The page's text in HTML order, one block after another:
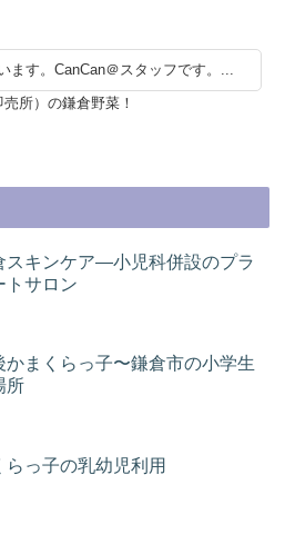
ます。CanCan＠スタッフです。...
所）の鎌倉野菜！
スキンケア―小児科併設のプラ
トサロン
かまくらっ子〜鎌倉市の小学生
所
らっ子の乳幼児利用